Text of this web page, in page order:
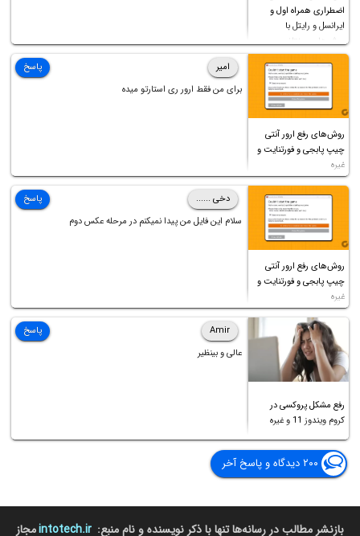
اضطراری همراه اول و
ایرانسل و رایتل با
روش‌های مختلف
روش‌های رفع ارور آنتی
چیپ پابجی و فورتنایت و
غیره
امیر
برای من فقط ارور ری استارتو میده
پاسخ
روش‌های رفع ارور آنتی
چیپ پابجی و فورتنایت و
غیره
دخی ......
سلام این فایل من پیدا نمیکنم در مرحله عکس دوم
پاسخ
رفع مشکل پروکسی در
کروم ویندوز 11 و غیره
Amir
عالی و بینظیر
پاسخ
۲۰۰ دیدگاه و پاسخ آخر
بازنشر مطالب در رسانه‌ها تنها با ذکر نویسنده و نام منبع: intotech.irمجاز